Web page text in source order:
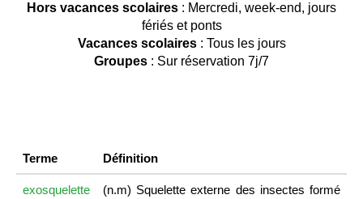
Hors vacances scolaires : Mercredi, week-end, jours
fériés et ponts
Vacances scolaires: Tous les jours
Groupes : Sur réservation 7j/7
Terme Définition
exosquelette
(n.m) Squelette externe des insectes formé